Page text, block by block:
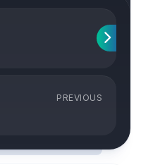
PREVIOUS